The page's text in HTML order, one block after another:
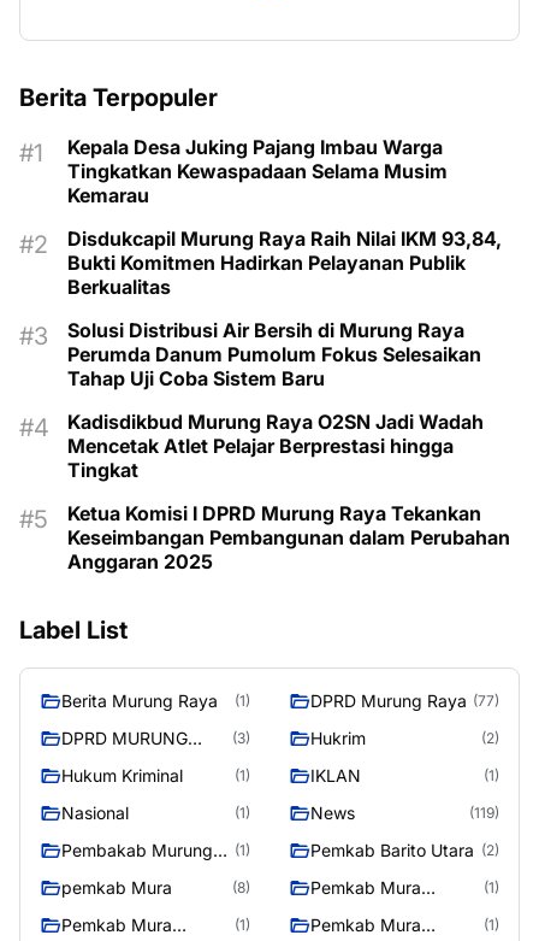
Berita Terpopuler
Kepala Desa Juking Pajang Imbau Warga
Tingkatkan Kewaspadaan Selama Musim
Kemarau
Disdukcapil Murung Raya Raih Nilai IKM 93,84,
Bukti Komitmen Hadirkan Pelayanan Publik
Berkualitas
Solusi Distribusi Air Bersih di Murung Raya
Perumda Danum Pumolum Fokus Selesaikan
Tahap Uji Coba Sistem Baru
Kadisdikbud Murung Raya O2SN Jadi Wadah
Mencetak Atlet Pelajar Berprestasi hingga
Tingkat
Ketua Komisi I DPRD Murung Raya Tekankan
Keseimbangan Pembangunan dalam Perubahan
Anggaran 2025
Label List
Berita Murung Raya (1) DPRD Murung Raya (77)
DPRD MURUNG
(3) Hukrim (2)
Hukum Kriminal (1) IKLAN (1)
Nasional (1) News (119)
Pembakab Murung
(1) Pemkab Barito Utara (2)
pemkab Mura (8)
Pemkab Mura
(1)
Pemkab Mura
(1)
Pemkab Mura
(1)